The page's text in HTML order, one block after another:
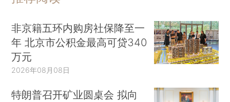
非京籍五环内购房社保降至一
年 北京市公积金最高可贷340
万元
2026年08月08日
特朗普召开矿业圆桌会 拟向